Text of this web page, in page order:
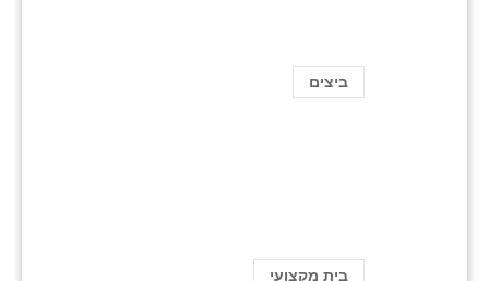
ביצים
בית מקצועי